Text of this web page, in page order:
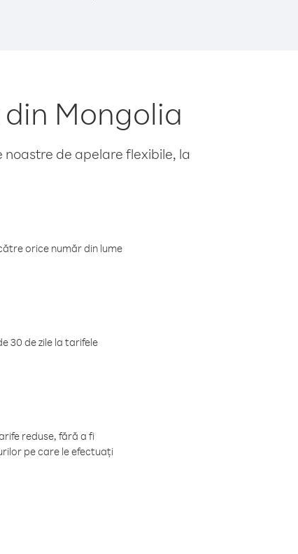
Mongolia
de apelare flexibile, la
orice număr din lume
30 de zile la tarifele
reduse, fără a fi
pe care le efectuați